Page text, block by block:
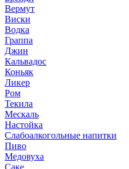
Вермут
Виски
Водка
Граппа
Джин
Кальвадос
Коньяк
Ликер
Ром
Текила
Мескаль
Настойка
Слабоалкогольные напитки
Пиво
Медовуха
Саке